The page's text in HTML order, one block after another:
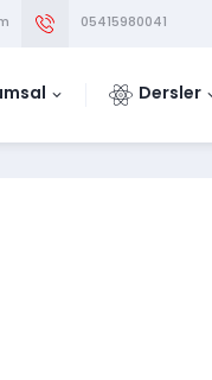
05415980041
Dersler